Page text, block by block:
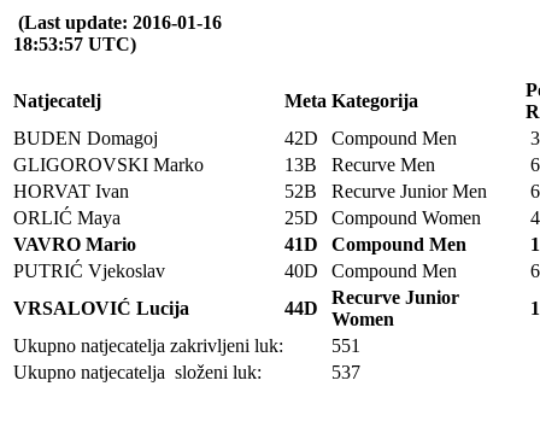
(Last update: 2016-01-16
18:53:57 UTC)
Natjecatelj Meta Kategorija
BUDEN Domagoj
42D Compound Men
GLIGOROVSKI Marko
13B Recurve Men
HORVAT Ivan
52B Recurve Junior Men
ORLIĆ Maya
25D Compound Women
VAVRO Mario
41D Compound Men
PUTRIĆ Vjekoslav
40D Compound Men
VRSALOVIĆ Lucija
44D
Recurve Junior
Women
Ukupno natjecatelja zakrivljeni luk:
551
Ukupno natjecatelja složeni luk:
537